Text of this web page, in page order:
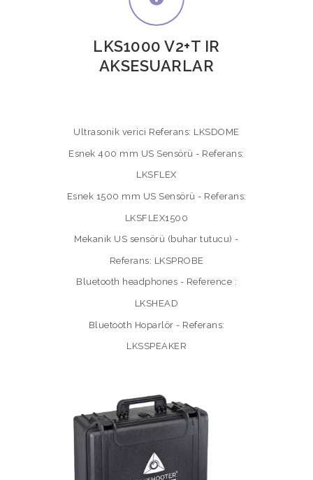
LKS1000 V2+T IR
AKSESUARLAR
Ultrasonik verici Referans: LKSDOME
Esnek 400 mm US Sensörü - Referans:
LKSFLEX
Esnek 1500 mm US Sensörü - Referans:
LKSFLEX1500
Mekanik US sensörü (buhar tutucu) -
Referans: LKSPROBE
Bluetooth headphones - Reference :
LKSHEAD
Bluetooth Hoparlör - Referans:
LKSSPEAKER